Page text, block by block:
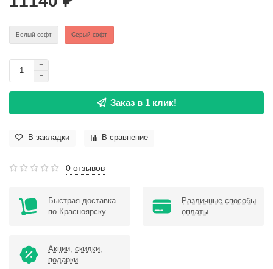
Белый софт Серый софт
Заказ в 1 клик!
В закладки В сравнение
0 отзывов
Быстрая доставка
по Красноярску
Различные способы
оплаты
Акции, скидки,
подарки